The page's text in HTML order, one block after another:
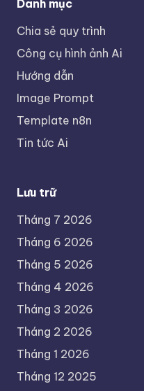
Danh mục
Chia sẻ quy trình
Công cụ hình ảnh Ai
Hướng dẫn
Image Prompt
Template n8n
Tin tức Ai
Lưu trữ
Tháng 7 2026
Tháng 6 2026
Tháng 5 2026
Tháng 4 2026
Tháng 3 2026
Tháng 2 2026
Tháng 1 2026
Tháng 12 2025